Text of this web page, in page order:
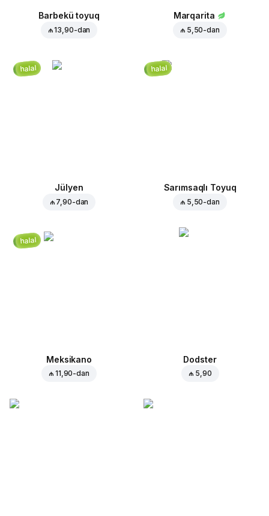
Barbekü toyuq
₼ 13,90-dan
Marqarita
₼ 5,50-dan
halal
Jülyen
₼ 7,90-dan
halal
Sarımsaqlı Toyuq
₼ 5,50-dan
halal
Meksikano
₼ 11,90-dan
Dodster
₼ 5,90